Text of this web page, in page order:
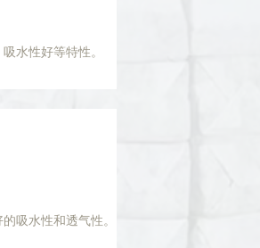
水性好等特性。
吸水性和透气性。